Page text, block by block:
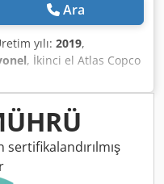
Ara
yılı: 2019,
, İkinci el Atlas Copco
dak 14 bar İmalat yılı: